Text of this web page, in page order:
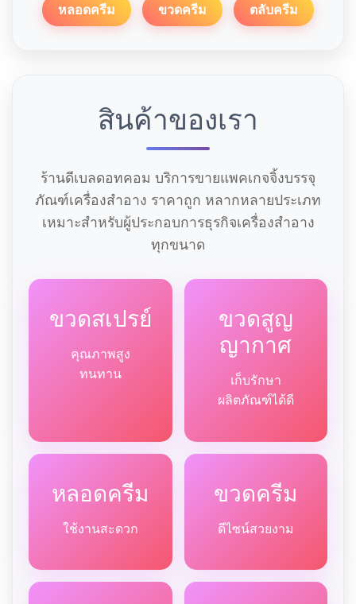
หลอดครีม ขวดครีม ตลับครีม
สินค้าของเรา
ร้านดีเบลดอทคอม บริการขายแพคเกจจิ้งบรรจุ
ภัณฑ์เครื่องสำอาง ราคาถูก หลากหลายประเภท
เหมาะสำหรับผู้ประกอบการธุรกิจเครื่องสำอาง
ทุกขนาด
ขวดสเปรย์
คุณภาพสูง
ทนทาน
ขวดสูญ
ญากาศ
เก็บรักษา
ผลิตภัณฑ์ได้ดี
หลอดครีม
ใช้งานสะดวก
ขวดครีม
ดีไซน์สวยงาม